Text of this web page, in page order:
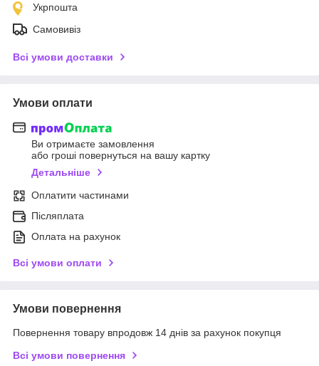
Укрпошта
Самовивіз
Всі умови доставки
Умови оплати
Ви отримаєте замовлення
або гроші повернуться на вашу картку
Детальніше
Оплатити частинами
Післяплата
Оплата на рахунок
Всі умови оплати
Умови повернення
Повернення товару впродовж 14 днів за рахунок покупця
Всі умови повернення